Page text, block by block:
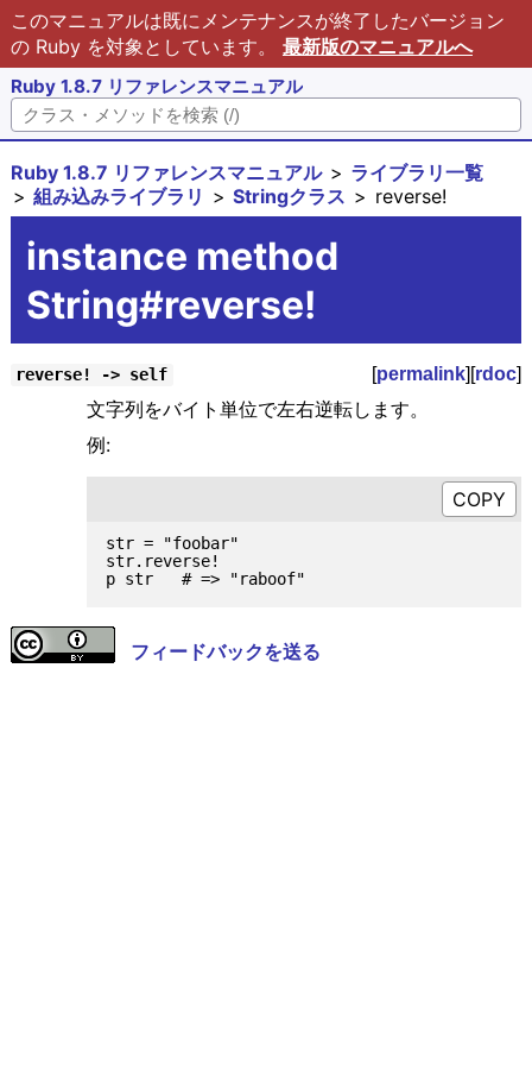
このマニュアルは既にメンテナンスが終了したバージョン
の Ruby を対象としています。 最新版のマニュアルへ
Ruby 1.8.7 リファレンスマニュアル
Ruby 1.8.7 リファレンスマニュアル
ライブラリ一覧
組み込みライブラリ
Stringクラス reverse!
instance method
String#reverse!
reverse! -> self [permalink][rdoc]
文字列をバイト単位で左右逆転します。
例:
str = "foobar"
str.reverse!
フィードバックを送る